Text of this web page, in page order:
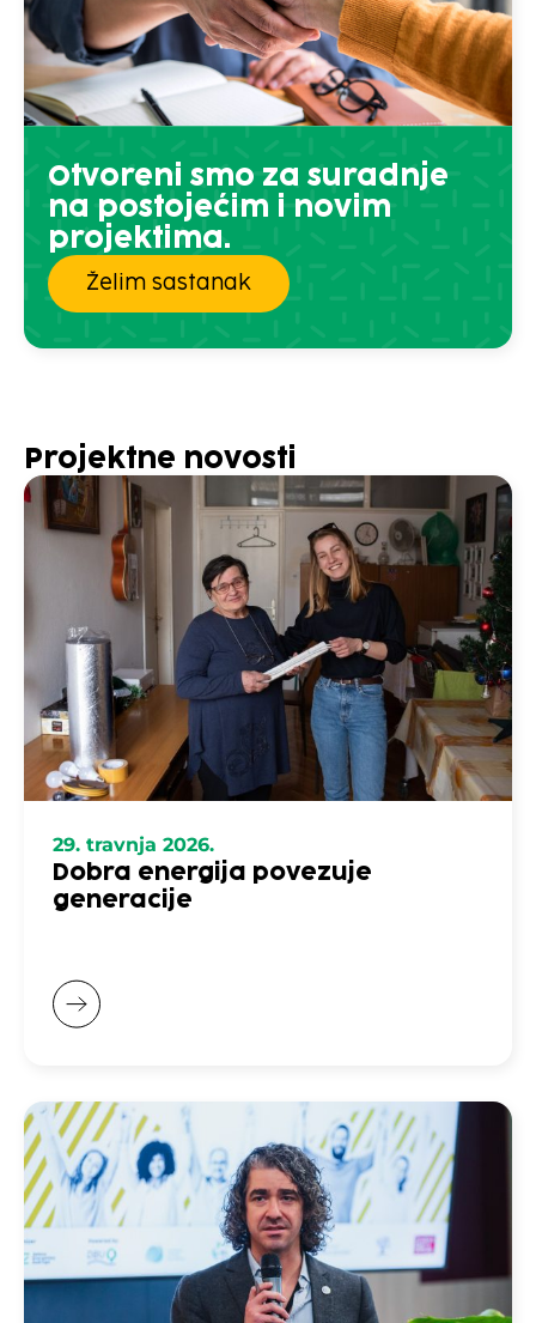
Otvoreni smo za suradnje
na postojećim i novim
projektima.
Želim sastanak
Projektne novosti
29. travnja 2026.
Dobra energija povezuje
generacije